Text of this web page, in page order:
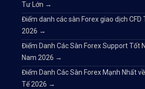
Tư Lớn →
Điểm danh các sàn Forex giao dịch CFD
2026 →
Điểm Danh Các Sàn Forex Support Tốt
Nam 2026 →
Điểm Danh Các Sàn Forex Mạnh Nhất
Tế 2026 →